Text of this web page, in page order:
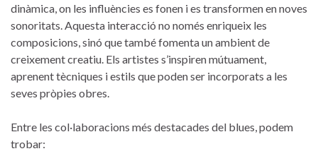
dinàmica, on les⁢ influències es fonen ⁤i‍ es transformen en noves
⁣sonoritats. Aquesta interacció no només enriqueix les‍
composicions, sinó ​que⁤ també fomenta un ambient de⁢
creixement creatiu. ⁢Els artistes s’inspiren mútuament,
aprenent ⁢tècniques⁢ i estils ⁤que poden ser⁤ incorporats a les
seves‍ pròpies obres.
Entre les‌ col·laboracions més destacades​ del blues, podem
trobar: